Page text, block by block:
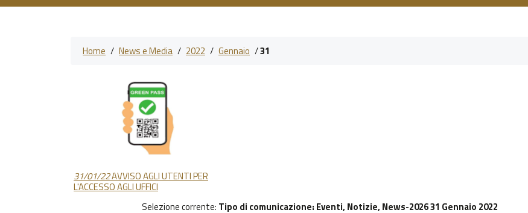
Home / News e Media / 2022 / Gennaio /31
31/01/22AVVISO AGLI UTENTI PER
L'ACCESSO AGLI UFFICI
Selezione corrente: Tipo di comunicazione: Eventi, Notizie, News-2026 31 Gennaio 2022